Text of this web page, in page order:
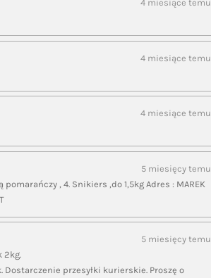
4 miesiące temu
4 miesiące temu
4 miesiące temu
5 miesięcy temu
, 4. Snikiers ,do 1,5kg Adres : MAREK
5 miesięcy temu
2kg.
Dostarczenie przesyłki kurierskie. Proszę o